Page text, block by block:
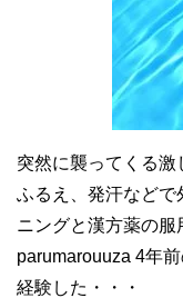
突然に襲ってくる激
ふるえ、発汗などで
ニングと漢方薬の服
parumarouuza 4年
経験した・・・